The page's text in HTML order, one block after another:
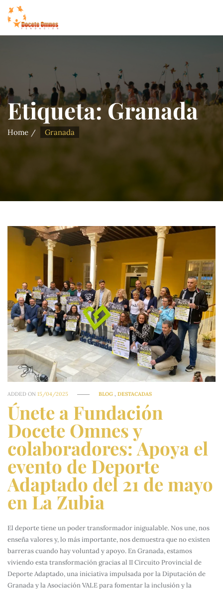
Etiqueta:Granada
Home Granada
ADDED ON15/04/2025 BLOG ,DESTACADAS
Únete a Fundación
Docete Omnes y
colaboradores: Apoya el
evento de Deporte
Adaptado del 21 de mayo
en La Zubia
El deporte tiene un poder transformador inigualable. Nos une, nos
enseña valores y, lo más importante, nos demuestra que no existen
barreras cuando hay voluntad y apoyo. En Granada, estamos
viviendo esta transformación gracias al II Circuito Provincial de
Deporte Adaptado, una iniciativa impulsada por la Diputación de
Granada y la Asociación VALE para fomentar la inclusión y la